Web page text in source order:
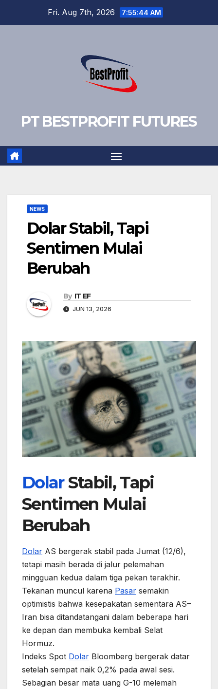
Fri. Aug 7th, 2026 7:55:45 AM
PT BESTPROFIT FUTURES
NEWS
Dolar Stabil, Tapi
Sentimen Mulai
Berubah
By IT EF
JUN 13, 2026
DolarStabil, Tapi
Sentimen Mulai
Berubah
Dolar AS bergerak stabil pada Jumat (12/6),
tetapi masih berada di jalur pelemahan
mingguan kedua dalam tiga pekan terakhir.
Tekanan muncul karena Pasar semakin
optimistis bahwa kesepakatan sementara AS–
Iran bisa ditandatangani dalam beberapa hari
ke depan dan membuka kembali Selat
Hormuz.
Indeks Spot Dolar Bloomberg bergerak datar
setelah sempat naik 0,2% pada awal sesi.
Sebagian besar mata uang G-10 melemah